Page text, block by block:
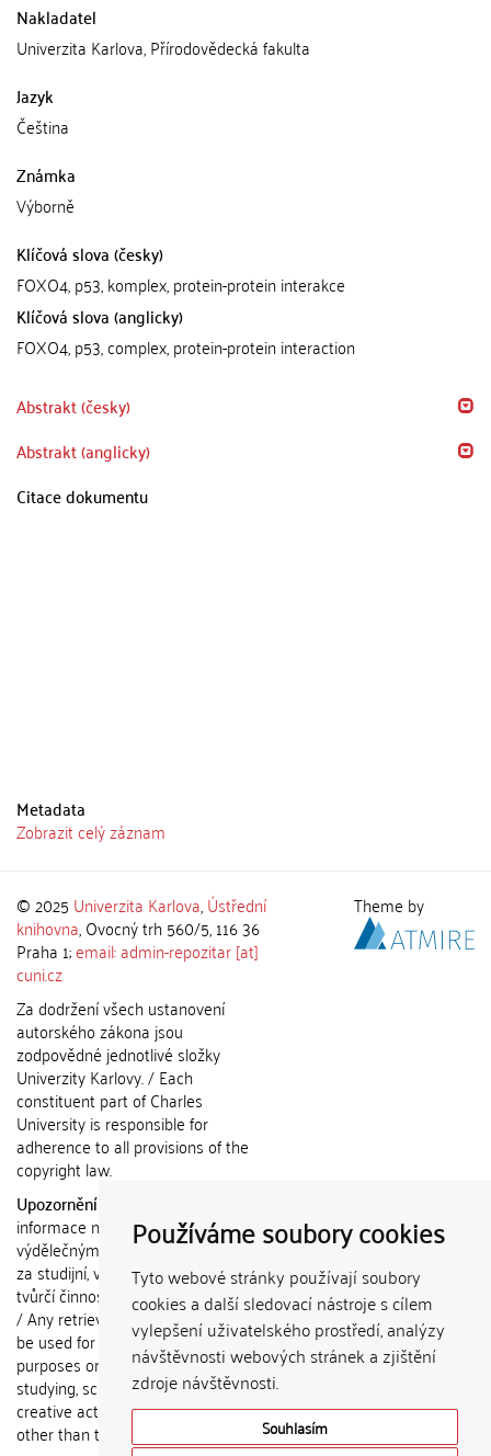
Používáme soubory cookies
Tyto webové stránky používají soubory
cookies a další sledovací nástroje s cílem
vylepšení uživatelského prostředí, analýzy
návštěvnosti webových stránek a zjištění
zdroje návštěvnosti.
Souhlasím
Nakladatel
Univerzita Karlova, Přírodovědecká fakulta
Jazyk
Čeština
Známka
Výborně
Klíčová slova (česky)
FOXO4, p53, komplex, protein-protein interakce
Klíčová slova (anglicky)
FOXO4, p53, complex, protein-protein interaction
Abstrakt (česky)
Abstrakt (anglicky)
Citace dokumentu
Metadata
Zobrazit celý záznam
© 2025 Univerzita Karlova,Ústřední
knihovna, Ovocný trh 560/5, 116 36
Praha 1;email: admin-repozitar [at]
cuni.cz
Za dodržení všech ustanovení
autorského zákona jsou
zodpovědné jednotlivé složky
Univerzity Karlovy. / Each
constituent part of Charles
University is responsible for
adherence to all provisions of the
copyright law.
Upozornění / Notice:
informace nemohou být použity k
výdělečným účelům nebo vydávány
za studijní, vědeckou nebo jinou
tvůrčí činnost jiné osoby než autora.
/ Any retrieved information shall not
be used for any commercial
purposes or claimed as results of
studying, scientific or any other
creative activities of any person
other than the author.
Theme by